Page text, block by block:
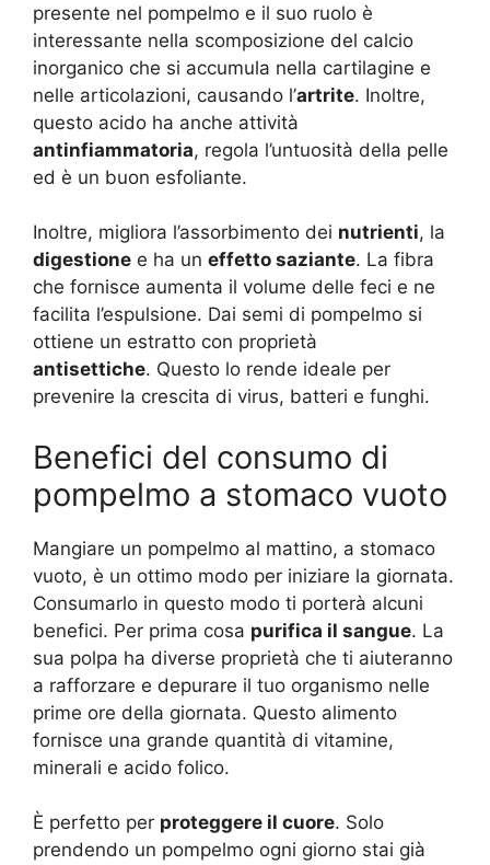
presente nel pompelmo e il suo ruolo è
interessante nella scomposizione del calcio
inorganico che si accumula nella cartilagine e
nelle articolazioni, causando l’artrite. Inoltre,
questo acido ha anche attività
antinfiammatoria, regola l’untuosità della pelle
ed è un buon esfoliante.
Inoltre, migliora l’assorbimento dei nutrienti, la
digestione e ha un effetto saziante. La fibra
che fornisce aumenta il volume delle feci e ne
facilita l’espulsione. Dai semi di pompelmo si
ottiene un estratto con proprietà
antisettiche. Questo lo rende ideale per
prevenire la crescita di virus, batteri e funghi.
Benefici del consumo di
pompelmo a stomaco vuoto
Mangiare un pompelmo al mattino, a stomaco
vuoto, è un ottimo modo per iniziare la giornata.
Consumarlo in questo modo ti porterà alcuni
benefici. Per prima cosa purifica il sangue. La
sua polpa ha diverse proprietà che ti aiuteranno
a rafforzare e depurare il tuo organismo nelle
prime ore della giornata. Questo alimento
fornisce una grande quantità di vitamine,
minerali e acido folico.
È perfetto per proteggere il cuore. Solo
prendendo un pompelmo ogni giorno stai già